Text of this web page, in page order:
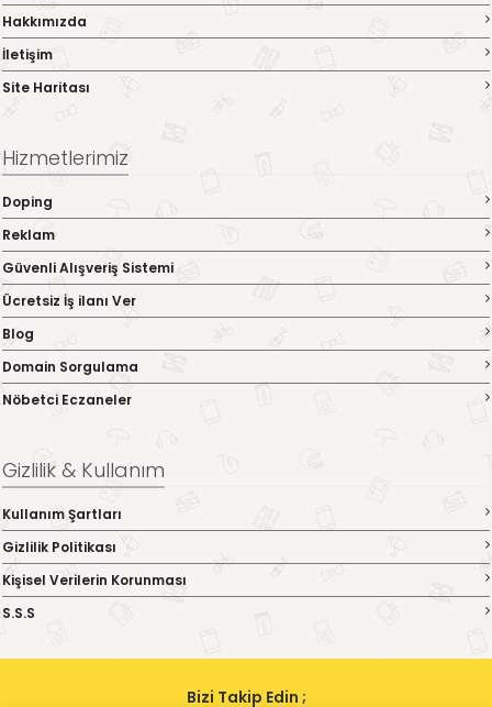
Hakkımızda
İletişim
Site Haritası
Hizmetlerimiz
Doping
Reklam
Güvenli Alışveriş Sistemi
Ücretsiz İş ilanı Ver
Blog
Domain Sorgulama
Nöbetci Eczaneler
Gizlilik & Kullanım
Kullanım Şartları
Gizlilik Politikası
Kişisel Verilerin Korunması
S.S.S
Bizi Takip Edin ;